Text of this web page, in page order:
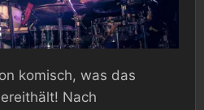
komisch, was das
Nach